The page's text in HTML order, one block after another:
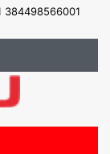
384498566001